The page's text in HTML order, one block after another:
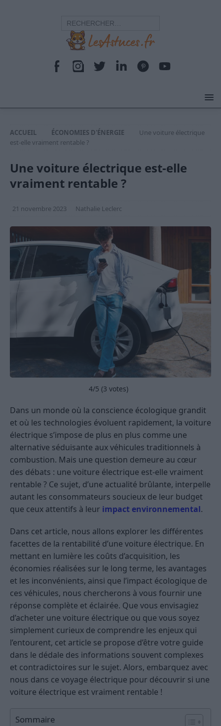
ACCUEIL ÉCONOMIES D'ÉNERGIE
Une voiture électrique
est-elle vraiment rentable ?
Une voiture électrique est-elle
vraiment rentable ?
21 novembre 2023 Nathalie Leclerc
4/5 (3 votes)
Dans un monde où la conscience écologique grandit
et où les technologies évoluent rapidement, la voiture
électrique s’impose de plus en plus comme une
alternative séduisante aux véhicules traditionnels à
combustion. Mais une question demeure au cœur
des débats : une voiture électrique est-elle vraiment
rentable ? Ce sujet, d’une actualité brûlante, interpelle
autant les consommateurs soucieux de leur budget
que ceux attentifs à leur impact environnemental.
Dans cet article, nous allons explorer les différentes
facettes de la rentabilité d’une voiture électrique. En
mettant en lumière les coûts d’acquisition, les
économies réalisées sur le long terme, les avantages
et les inconvénients, ainsi que l’impact écologique de
ces véhicules, nous chercherons à vous fournir une
réponse complète et éclairée. Que vous envisagiez
d’acheter une voiture électrique ou que vous soyez
simplement curieux de comprendre les enjeux qui
l’entourent, cet article se propose d’être votre guide
dans le dédale des informations souvent complexes
et contradictoires sur le sujet. Alors, embarquez avec
nous dans ce voyage électrique pour découvrir si une
voiture électrique est vraiment rentable !
Sommaire